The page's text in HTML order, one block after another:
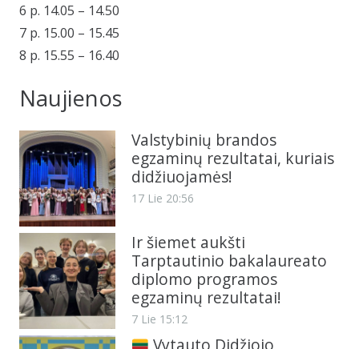
6 p. 14.05 – 14.50
7 p. 15.00 – 15.45
8 p. 15.55 – 16.40
Naujienos
Valstybinių brandos
egzaminų rezultatai, kuriais
didžiuojamės!
17 Lie 20:56
Ir šiemet aukšti
Tarptautinio bakalaureato
diplomo programos
egzaminų rezultatai!
7 Lie 15:12
Vytauto Didžiojo